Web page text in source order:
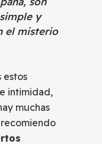
y
el misterio
estos
intimidad,
muchas